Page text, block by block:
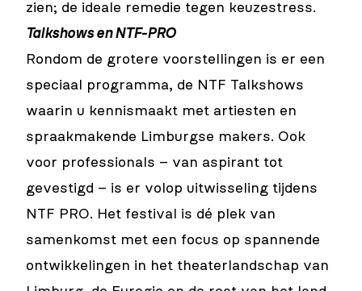
zien; de ideale remedie tegen keuzestress.
Talkshows en NTF-PRO
Rondom de grotere voorstellingen is er een
speciaal programma, de NTF Talkshows
waarin u kennismaakt met artiesten en
spraakmakende Limburgse makers. Ook
voor professionals – van aspirant tot
gevestigd – is er volop uitwisseling tijdens
NTF PRO. Het festival is dé plek van
samenkomst met een focus op spannende
ontwikkelingen in het theaterlandschap van